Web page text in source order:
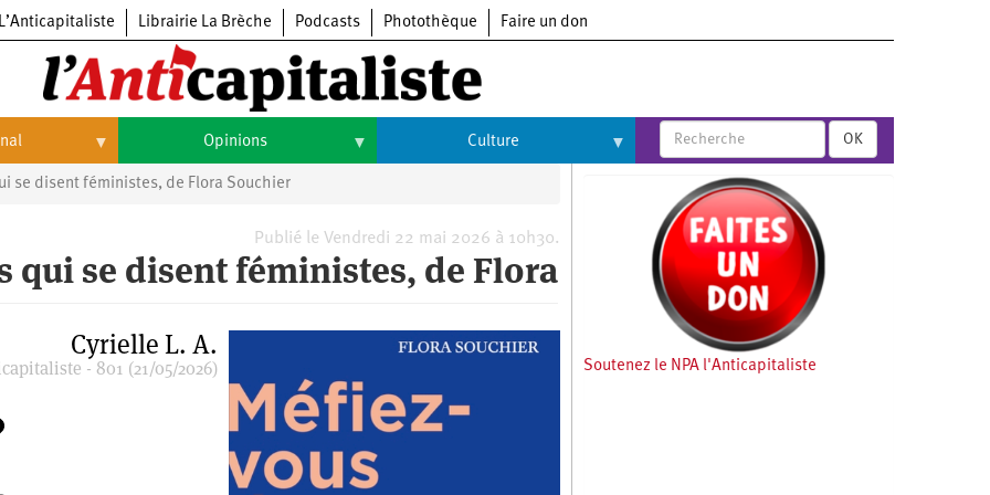
L’Anticapitaliste Librairie La Brèche Podcasts Photothèque Faire un don
Opinions
Opinions
Culture
Arts
Cinéma
Expositions
Musique
OK
se disent féministes, de Flora Souchier
Publié le Vendredi 22 mai 2026 à 10h30.
qui se disent féministes, de Flora
Cyrielle L. A.
- 801 (21/05/2026) Soutenez le NPA l'Anticapitaliste